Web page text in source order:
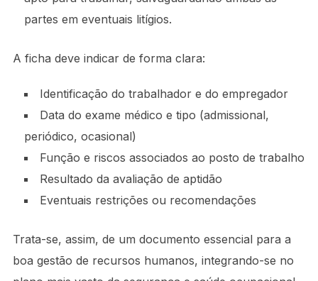
partes em eventuais litígios.
A ficha deve indicar de forma clara:
Identificação do trabalhador e do empregador
Data do exame médico e tipo (admissional,
periódico, ocasional)
Função e riscos associados ao posto de trabalho
Resultado da avaliação de aptidão
Eventuais restrições ou recomendações
Trata-se, assim, de um documento essencial para a
boa gestão de recursos humanos, integrando-se no